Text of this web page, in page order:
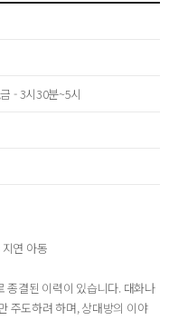
- 3시30분~5시
연 아동
종결된 이력이 있습니다. 대화나
주도하려 하며, 상대방의 이야